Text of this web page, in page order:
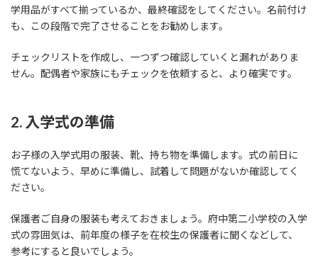
学用品がすべて揃っているか、最終確認をしてください。名前付け
も、この段階で完了させることをお勧めします。
チェックリストを作成し、一つずつ確認していくと漏れがありま
せん。配偶者や家族にもチェックを依頼すると、より確実です。
2. 入学式の準備
お子様の入学式用の服装、靴、持ち物を準備します。式の前日に
慌てないよう、早めに準備し、試着して問題がないか確認してく
ださい。
保護者ご自身の服装も考えておきましょう。府中第二小学校の入学
式の雰囲気は、前年度の様子を在校生の保護者に聞くなどして、
参考にすると良いでしょう。